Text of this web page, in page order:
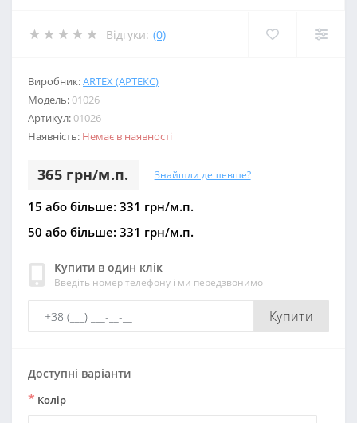
Відгуки: (0)
Виробник:ARTEX (АРТЕКС)
Модель:01026
Артикул:01026
Наявність: Немає в наявності
365 грн/м.п. Знайшли дешевше?
15 або більше: 331 грн/м.п.
50 або більше: 331 грн/м.п.
Купити в один клік
Введіть номер телефону і ми передзвонимо
Купити
Доступні варіанти
* Колір